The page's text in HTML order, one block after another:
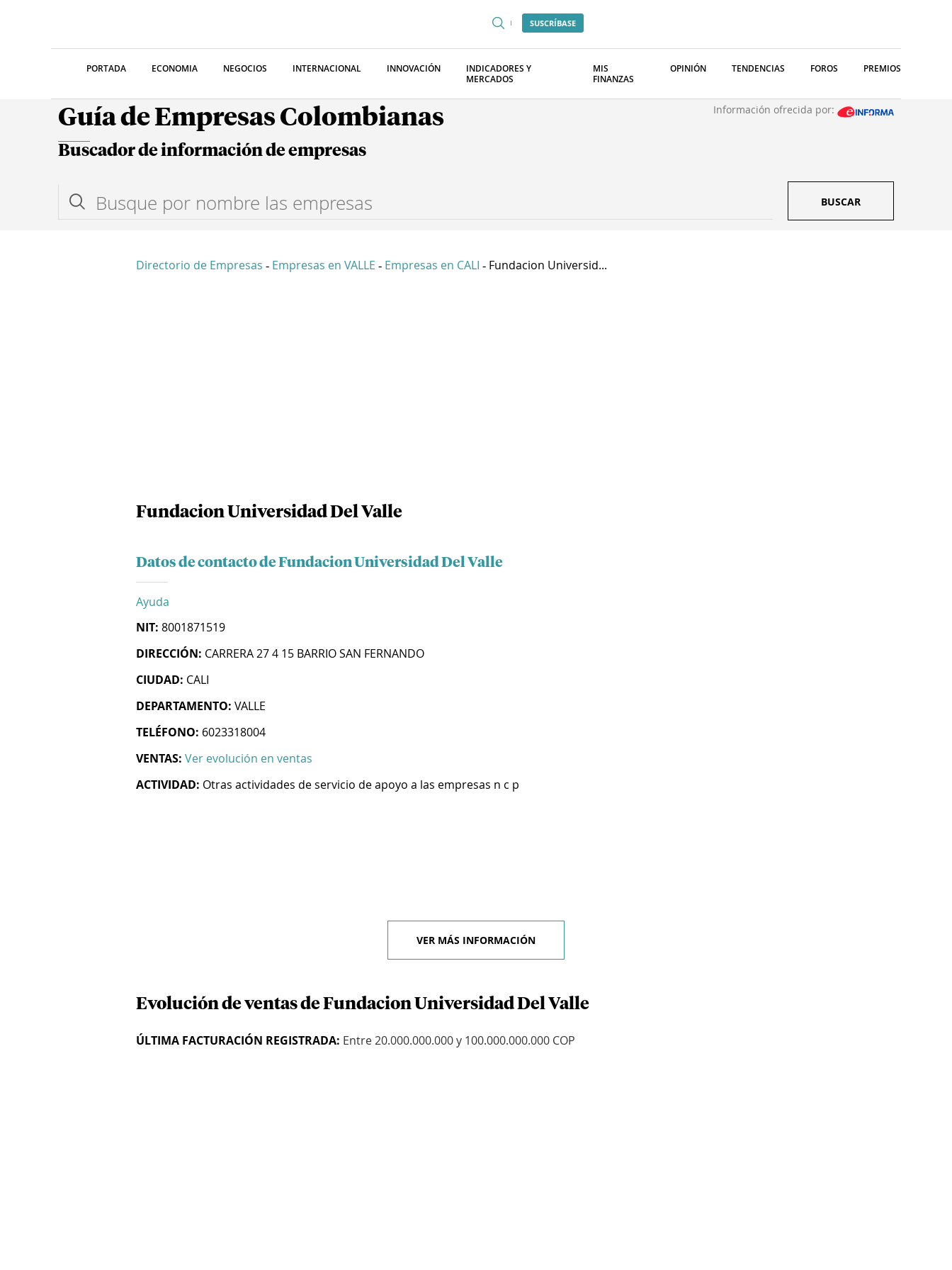
SUSCRÍBASE
PORTADA ECONOMIA NEGOCIOS INTERNACIONAL INNOVACIÓN
INDICADORES Y
MERCADOS
MIS
FINANZAS
OPINIÓN TENDENCIAS FOROS PREMIOS
Guía de Empresas Colombianas Información ofrecida por:
Buscador de información de empresas
BUSCAR
Directorio de Empresas - Empresas en VALLE - Empresas en CALI - Fundacion Universid...
Fundacion Universidad Del Valle
Datos de contacto de Fundacion Universidad Del Valle
Ayuda
NIT: 8001871519
DIRECCIÓN: CARRERA 27 4 15 BARRIO SAN FERNANDO
CIUDAD: CALI
DEPARTAMENTO: VALLE
TELÉFONO: 6023318004
VENTAS: Ver evolución en ventas
ACTIVIDAD: Otras actividades de servicio de apoyo a las empresas n c p
VER MÁS INFORMACIÓN
Evolución de ventas de Fundacion Universidad Del Valle
ÚLTIMA FACTURACIÓN REGISTRADA: Entre 20.000.000.000 y 100.000.000.000 COP